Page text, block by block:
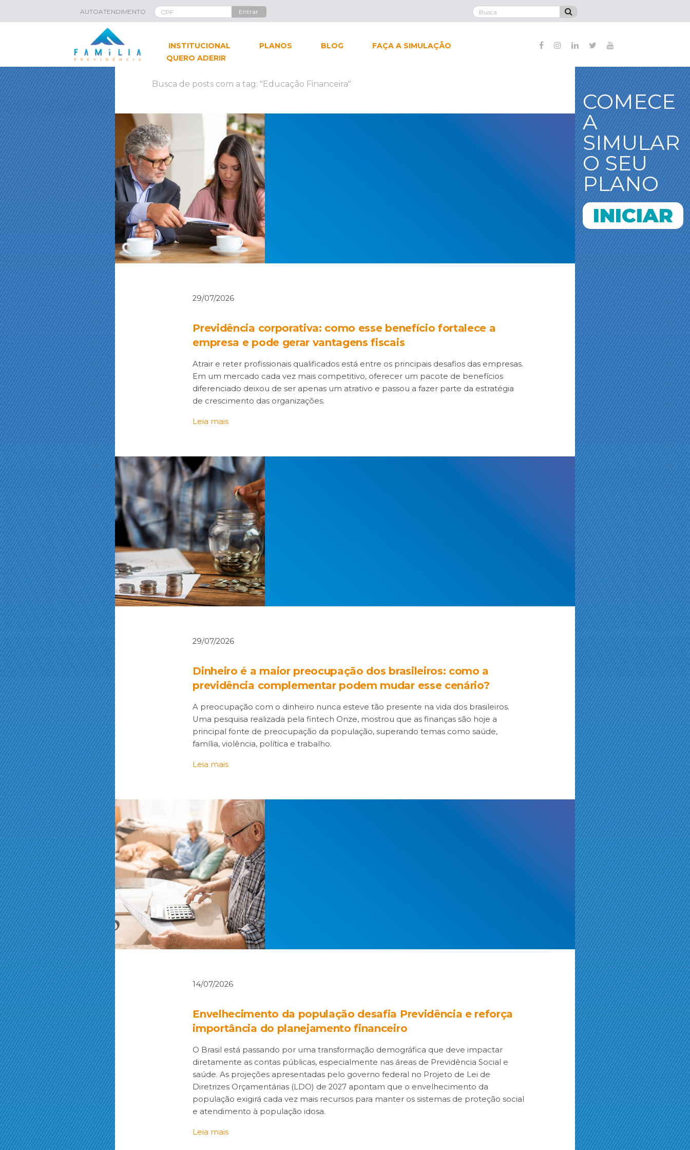
AUTOATENDIMENTO
INSTITUCIONAL PLANOS BLOG
FAÇA A SIMULAÇÃO
QUERO ADERIR
Busca de posts com a tag: "Educação Financeira"
29/07/2026
Previdência corporativa: como esse benefício fortalece a
empresa e pode gerar vantagens fiscais
Atrair e reter profissionais qualificados está entre os principais desafios das empresas.
Em um mercado cada vez mais competitivo, oferecer um pacote de benefícios
diferenciado deixou de ser apenas um atrativo e passou a fazer parte da estratégia
de crescimento das organizações.
Leia mais
29/07/2026
Dinheiro é a maior preocupação dos brasileiros: como a
previdência complementar podem mudar esse cenário?
A preocupação com o dinheiro nunca esteve tão presente na vida dos brasileiros.
Uma pesquisa realizada pela fintech Onze, mostrou que as finanças são hoje a
principal fonte de preocupação da população, superando temas como saúde,
família, violência, política e trabalho.
Leia mais
14/07/2026
Envelhecimento da população desafia Previdência e reforça
importância do planejamento financeiro
O Brasil está passando por uma transformação demográfica que deve impactar
diretamente as contas públicas, especialmente nas áreas de Previdência Social e
saúde. As projeções apresentadas pelo governo federal no Projeto de Lei de
Diretrizes Orçamentárias (LDO) de 2027 apontam que o envelhecimento da
população exigirá cada vez mais recursos para manter os sistemas de proteção social
e atendimento à população idosa.
Leia mais
COMECE
A
SIMULAR
O SEU
PLANO
INICIAR